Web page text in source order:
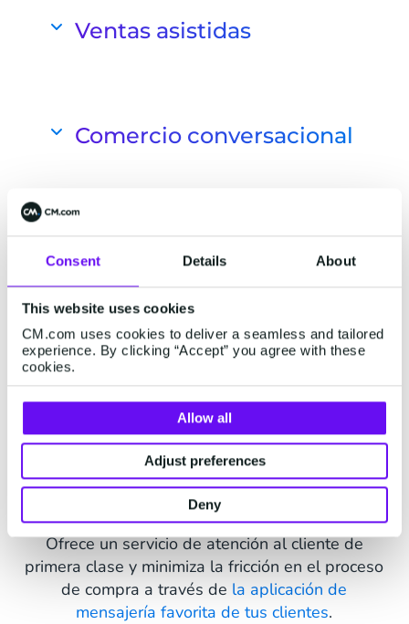
Consent Details About
This website uses cookies
CM.com uses cookies to deliver a seamless and tailored
experience. By clicking “Accept” you agree with these
cookies.
Allow all
Adjust preferences
Deny
Ventas asistidas
Ayuda a tus clientes en su compra y
da consejos personales. El 88%
Saber más
Comercio conversacional
Convierte las conversaciones
interactivas en WhatsApp en
experiencia de compra completa y de
principio a fin en una única pantalla de
chat.
Saber más
Mejora la experiencia del
cliente con WhatsApp
Business
Conecta con los clientes
actuales
Ofrece un servicio de atención al cliente de
primera clase y minimiza la fricción en el proceso
de compra a través de la aplicación de
mensajería favorita de tus clientes.